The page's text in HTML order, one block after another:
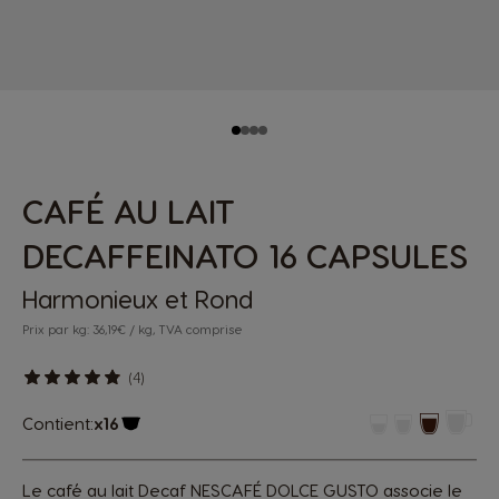
CAFÉ AU LAIT
DECAFFEINATO 16 CAPSULES
Harmonieux et Rond
Prix par kg: 36,19€ / kg, TVA comprise
(4)
Contient:x16
Le café au lait Decaf NESCAFÉ DOLCE GUSTO associe le